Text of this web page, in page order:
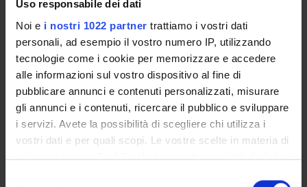
Uso responsabile dei dati
Noi e i nostri 1022 partner trattiamo i vostri dati
personali, ad esempio il vostro numero IP, utilizzando
tecnologie come i cookie per memorizzare e accedere
alle informazioni sul vostro dispositivo al fine di
pubblicare annunci e contenuti personalizzati, misurare
gli annunci e i contenuti, ricercare il pubblico e sviluppare
i servizi. Avete la possibilità di scegliere chi utilizza i
vostri dati e per quali scopi. Le vostre scelte in materia di
privacy sono applicabili solo su questa proprietà digitale
Presentazione
Lo specialista inPsichiatriadeve aver maturato
conoscenze teoriche, scientifiche e professionali nel
campo della psichiatria biologica e clinica e della
psicoterapia; deve avere conseguito una opportuna
formazione relativa al rapporto medico-paziente; deve
possedere una corretta conoscenza degli aspetti